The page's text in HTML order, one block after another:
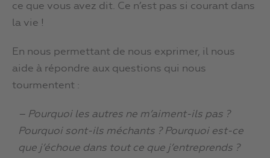
ce que vous avez dit. Ce n’est pas si courant dans
la vie !
En nous permettant de nous exprimer, il nous
aide à répondre aux questions qui nous
tourmentent :
– Pourquoi les autres ne m’aiment-ils pas ?
Pourquoi sont-ils méchants ? Pourquoi est-ce
que j’échoue dans tout ce que j’entreprends ?